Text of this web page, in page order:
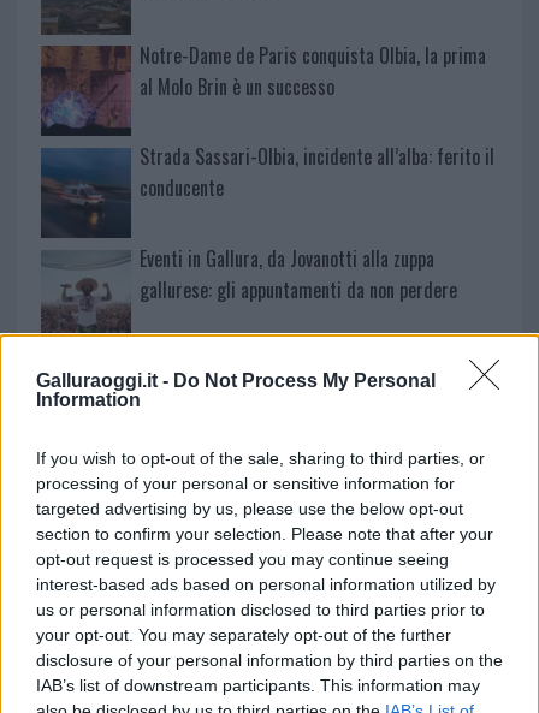
Galluraoggi.it - Do Not Process My Personal
Information
If you wish to opt-out of the sale, sharing to third parties, or
processing of your personal or sensitive information for
targeted advertising by us, please use the below opt-out
section to confirm your selection. Please note that after your
opt-out request is processed you may continue seeing
interest-based ads based on personal information utilized by
us or personal information disclosed to third parties prior to
your opt-out. You may separately opt-out of the further
disclosure of your personal information by third parties on the
IAB’s list of downstream participants. This information may
Notre-Dame de Paris conquista Olbia, la prima
al Molo Brin è un successo
Strada Sassari-Olbia, incidente all’alba: ferito il
conducente
Eventi in Gallura, da Jovanotti alla zuppa
gallurese: gli appuntamenti da non perdere
sequestri a Olbia e Arzachena
È morto Francesco Guccini, il maestro che si
tenne lontano dalla Costa Smeralda